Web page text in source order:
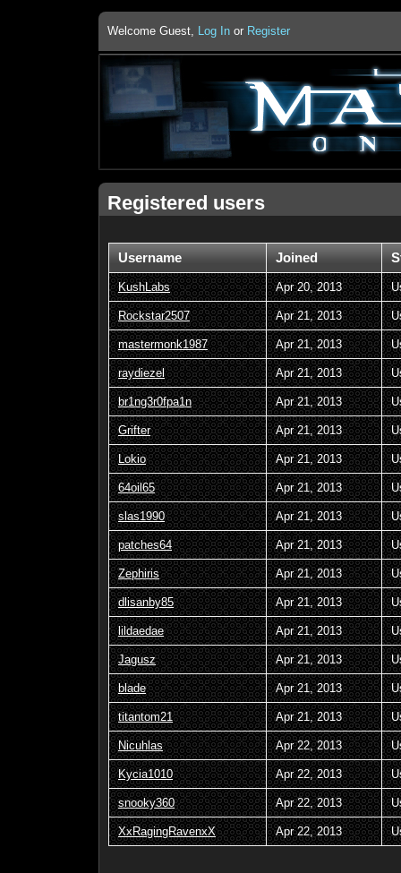
Welcome Guest, Log In or Register
Registered users
Username Joined
KushLabs Apr 20, 2013
Rockstar2507 Apr 21, 2013
mastermonk1987 Apr 21, 2013
raydiezel Apr 21, 2013
br1ng3r0fpa1n Apr 21, 2013
Grifter Apr 21, 2013
Lokio Apr 21, 2013
64oil65 Apr 21, 2013
slas1990 Apr 21, 2013
patches64 Apr 21, 2013
Zephiris Apr 21, 2013
dlisanby85 Apr 21, 2013
lildaedae Apr 21, 2013
Jagusz Apr 21, 2013
blade Apr 21, 2013
titantom21 Apr 21, 2013
Nicuhlas Apr 22, 2013
Kycia1010 Apr 22, 2013
snooky360 Apr 22, 2013
XxRagingRavenxX Apr 22, 2013